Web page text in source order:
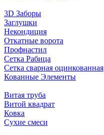
3D Заборы
Заглушки
Некондиция
Откатные ворота
Профнастил
Сетка Рабица
Сетка сварная оцинкованная
Кованные Элементы
Витая труба
Витой квадрат
Ковка
Сухие смеси